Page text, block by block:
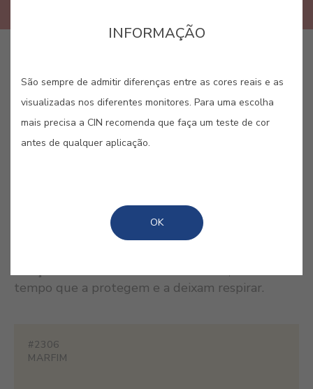
CORES RELACIONADAS
realçar a sua textura e relevo natural, ao mesmo
tempo que a protegem e a deixam respirar.
#2306
MARFIM
INFORMAÇÃO
São sempre de admitir diferenças entre as cores reais e as
visualizadas nos diferentes monitores. Para uma escolha
mais precisa a CIN recomenda que faça um teste de cor
antes de qualquer aplicação.
OK